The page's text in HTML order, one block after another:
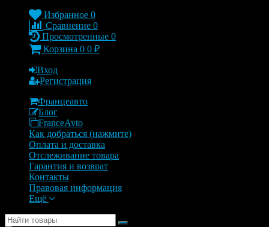
Избранное 0
Сравнение 0
Просмотренные 0
Корзина 0 0 ₽
Вход
Регистрация
Францеавто
Блог
FranceAvto
Как добраться (нажмите)
Оплата и доставка
Отслеживание товара
Гарантия и возврат
Контакты
Правовая информация
Ещё